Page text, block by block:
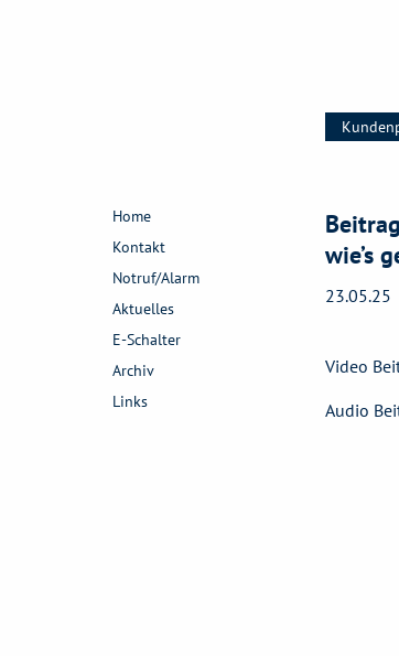
Home
Kontakt
Notruf/Alarm
Aktuelles
E-Schalter
Archiv
Links
wie’s
23.05.25
Video
Audio